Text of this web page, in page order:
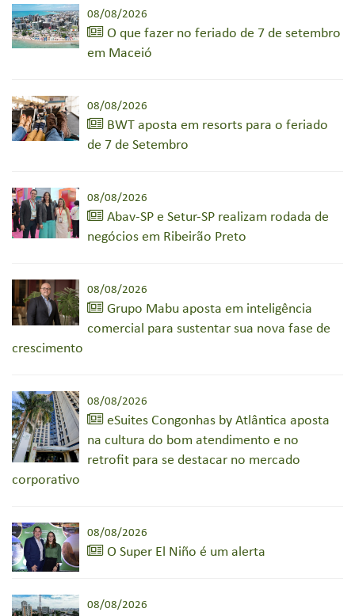
08/08/2026
O que fazer no feriado de 7 de setembro
em Maceió
08/08/2026
BWT aposta em resorts para o feriado
de 7 de Setembro
08/08/2026
Abav-SP e Setur-SP realizam rodada de
negócios em Ribeirão Preto
08/08/2026
Grupo Mabu aposta em inteligência
comercial para sustentar sua nova fase de
crescimento
08/08/2026
eSuites Congonhas by Atlântica aposta
na cultura do bom atendimento e no
retrofit para se destacar no mercado
corporativo
08/08/2026
O Super El Niño é um alerta
08/08/2026